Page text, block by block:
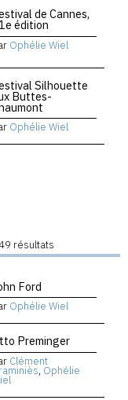
de Cannes,
édition
Ophélie Wiel
Silhouette
Buttes-
Ophélie Wiel
résultats
Ford
Ophélie Wiel
Preminger
Clément
, Ophélie